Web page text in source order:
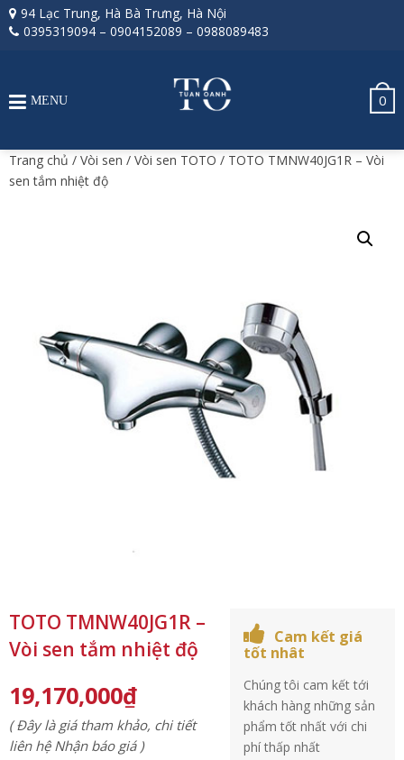
94 Lạc Trung, Hà Bà Trưng, Hà Nội
0395319094 – 0904152089 – 0988089483
0
MENU
Trang chủ / Vòi sen / Vòi sen TOTO / TOTO TMNW40JG1R – Vòi
sen tắm nhiệt độ
TOTO TMNW40JG1R –
Vòi sen tắm nhiệt độ
19,170,000₫
( Đây là giá tham khảo, chi tiết
liên hệ Nhận báo giá )
Cam kết giá
tốt nhât
Chúng tôi cam kết tới
khách hàng những sản
phẩm tốt nhất với chi
phí thấp nhất